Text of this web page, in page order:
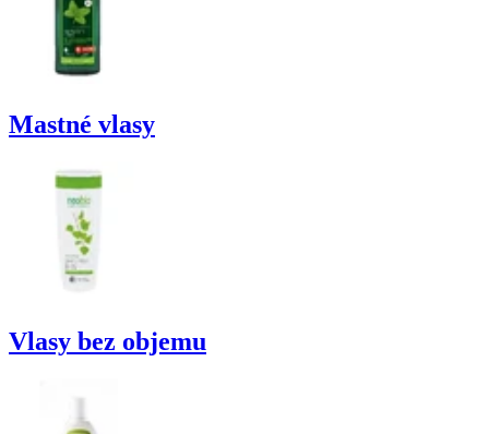
Mastné vlasy
Vlasy bez objemu